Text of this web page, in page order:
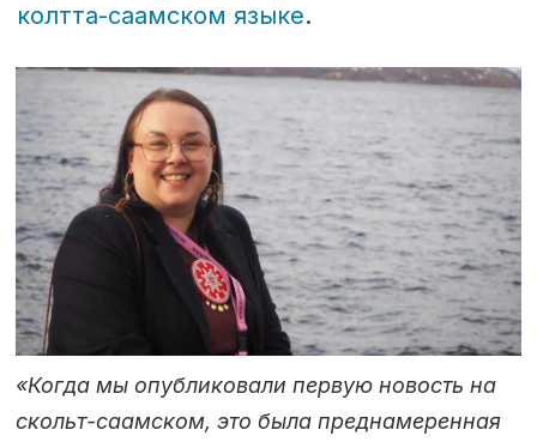
колтта-саамском языке.
«Когда мы опубликовали первую новость на
скольт-саамском, это была преднамеренная